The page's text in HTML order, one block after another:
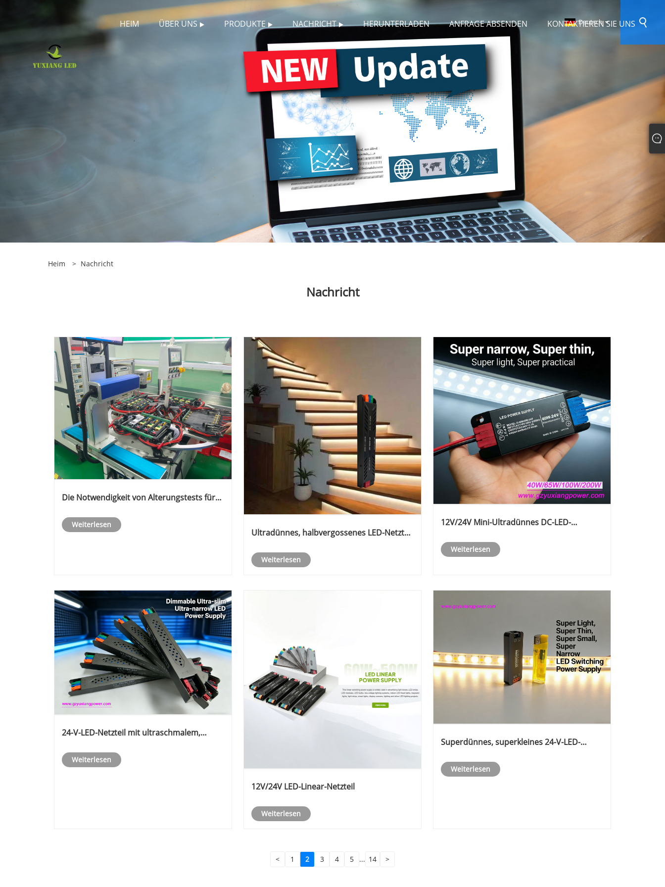
HEIM ÜBER UNS PRODUKTE NACHRICHT HERUNTERLADEN ANFRAGE ABSENDEN KONTAKTIEREN SIE UNS
Deutsch
Heim > Nachricht
Nachricht
Die Notwendigkeit von Alterungstests für
Weiterlesen
Ultradünnes, halbvergossenes LED-Netzteil
Weiterlesen
12V/24V Mini-Ultradünnes DC-LED-
Spannungsbereich, kleine Größe, hohe
Leistung.
Weiterlesen
24-V-LED-Netzteil mit ultraschmalem,
Weiterlesen
12V/24V LED-Linear-Netzteil
Weiterlesen
Superdünnes, superkleines 24-V-LED-
Weiterlesen
< 1 2 3 4 5 ... 14 >